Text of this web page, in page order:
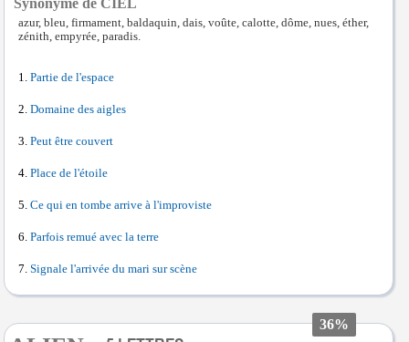
azur, bleu, firmament, baldaquin, dais, voûte, calotte, dôme, nues, éther,
zénith, empyrée, paradis.
Partie de l'espace
Domaine des aigles
Peut être couvert
Place de l'étoile
Ce qui en tombe arrive à l'improviste
Parfois remué avec la terre
Signale l'arrivée du mari sur scène
36%